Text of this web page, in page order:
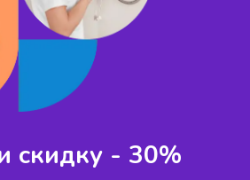
скидку - 30%